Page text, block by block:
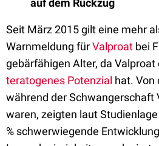
auf dem Rückzug
Seit März 2015 gilt eine mehr
Warnmeldung fürValproat bei
gebärfähigen Alter, da Valproat
teratogenes Potenzial hat. Von
während der Schwangerschaft
waren, zeigten laut
% schwerwiegende